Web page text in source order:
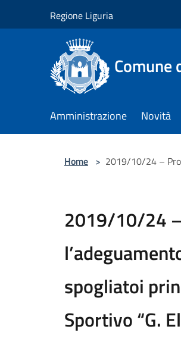
Regione Liguria
Comune
Amministrazione Novità
Home > 2019/10/24 –
2019/10/24
spogliatoi
Sportivo “G.